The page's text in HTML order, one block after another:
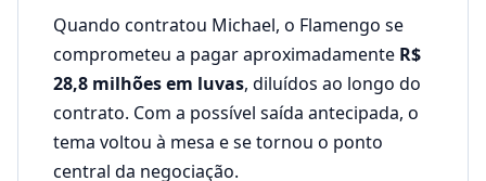
Quando contratou Michael, o Flamengo se
comprometeu a pagar aproximadamente R$
28,8 milhões em luvas, diluídos ao longo do
contrato. Com a possível saída antecipada, o
tema voltou à mesa e se tornou o ponto
central da negociação.